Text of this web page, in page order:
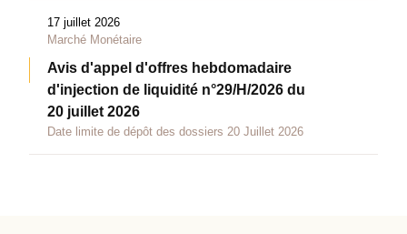
17 juillet 2026
Marché Monétaire
Avis d'appel d'offres hebdomadaire
d'injection de liquidité n°29/H/2026 du
20 juillet 2026
Date limite de dépôt des dossiers 20 Juillet 2026